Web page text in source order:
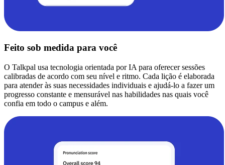
Feito sob medida para você
O Talkpal usa tecnologia orientada por IA para oferecer sessões
calibradas de acordo com seu nível e ritmo. Cada lição é elaborada
para atender às suas necessidades individuais e ajudá-lo a fazer um
progresso constante e mensurável nas habilidades nas quais você
confia em todo o campus e além.